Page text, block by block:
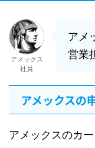
アメックス
社員
アメ
営業
アメックスの
アメックスのカ